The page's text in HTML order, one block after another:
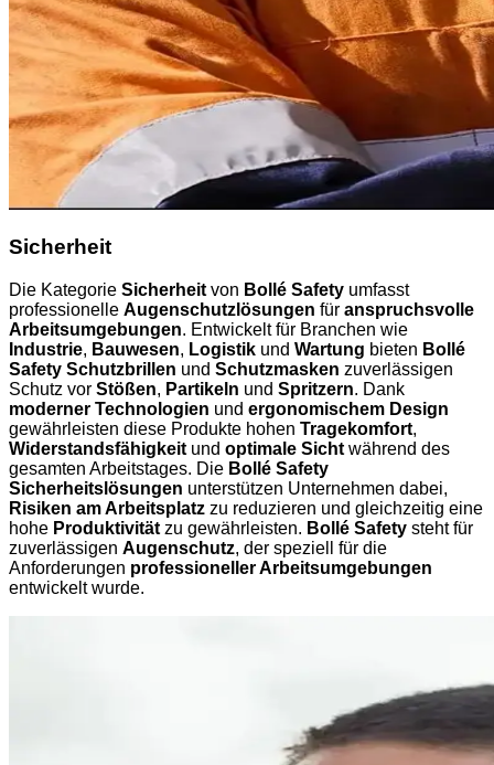
Sicherheit
Die Kategorie Sicherheit von Bollé Safety umfasst
professionelle Augenschutzlösungen für anspruchsvolle
Arbeitsumgebungen. Entwickelt für Branchen wie
Industrie, Bauwesen, Logistik und Wartung bieten Bollé
Safety Schutzbrillen und Schutzmasken zuverlässigen
Schutz vor Stößen, Partikeln und Spritzern. Dank
moderner Technologien und ergonomischem Design
gewährleisten diese Produkte hohen Tragekomfort,
Widerstandsfähigkeit und optimale Sicht während des
gesamten Arbeitstages. Die Bollé Safety
Sicherheitslösungen unterstützen Unternehmen dabei,
Risiken am Arbeitsplatz zu reduzieren und gleichzeitig eine
hohe Produktivität zu gewährleisten. Bollé Safety steht für
zuverlässigen Augenschutz, der speziell für die
Anforderungen professioneller Arbeitsumgebungen
entwickelt wurde.